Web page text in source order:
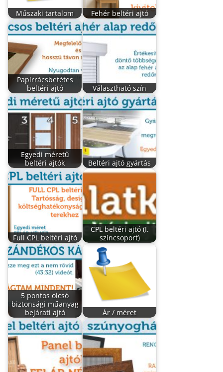
Műszaki tartalom Fehér beltéri ajtó
Papírrácsbetétes
beltéri ajtó
Választható szín
Egyedi méretű
beltéri ajtók
Beltéri ajtó gyártás
Full CPL beltéri ajtó
CPL beltéri ajtó (I.
színcsoport)
5 pontos olcsó
biztonsági műanyag
bejárati ajtó
Ár / méret